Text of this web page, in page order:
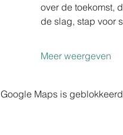
over de toekomst,
de slag, stap voor
Meer weergeven
Google Maps is